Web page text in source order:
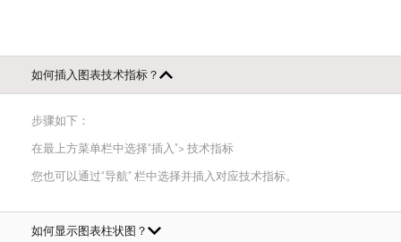
如何插入图表技术指标？
步骤如下：
在最上方菜单栏中选择“插入”> 技术指标
您也可以通过“导航” 栏中选择并插入对应技术指标。
如何显示图表柱状图？